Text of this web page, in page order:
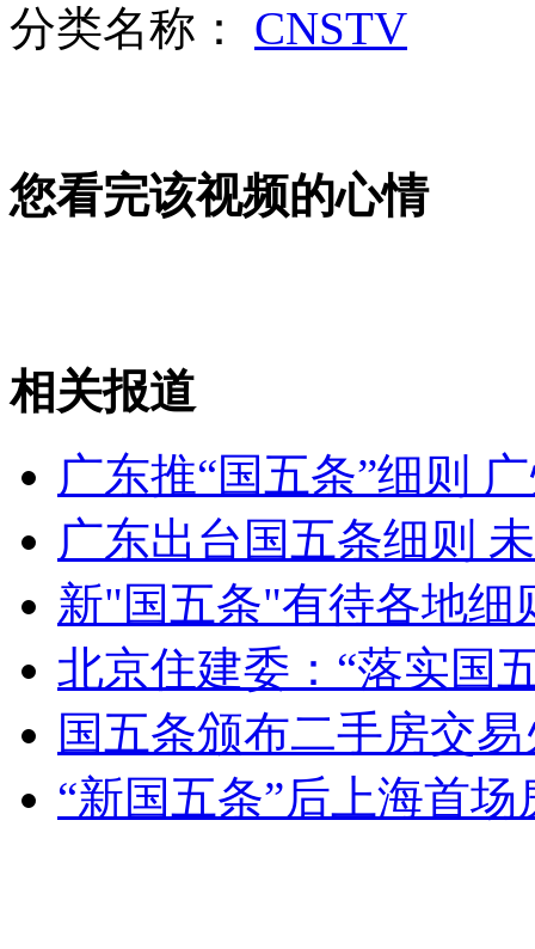
纽约上演“枕头大战”
司机酒驾遇交警 急速倒车逃窜
分类名称： CNSTV
您看完该视频的心情
相关报道
广东推“国五条”细则
广东出台国五条细则
新"国五条"有待各地细
北京住建委：“落实国
国五条颁布二手房交
“新国五条”后上海首